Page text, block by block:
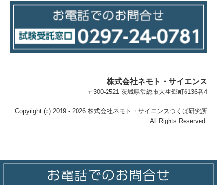
株式会社ネモト・サイエンス
〒300-2521 茨城県常総市大生郷町6136番4
Copyright (c) 2019 - 2026 株式会社ネモト・サイエンスつくば研究所
All Rights Reserved.